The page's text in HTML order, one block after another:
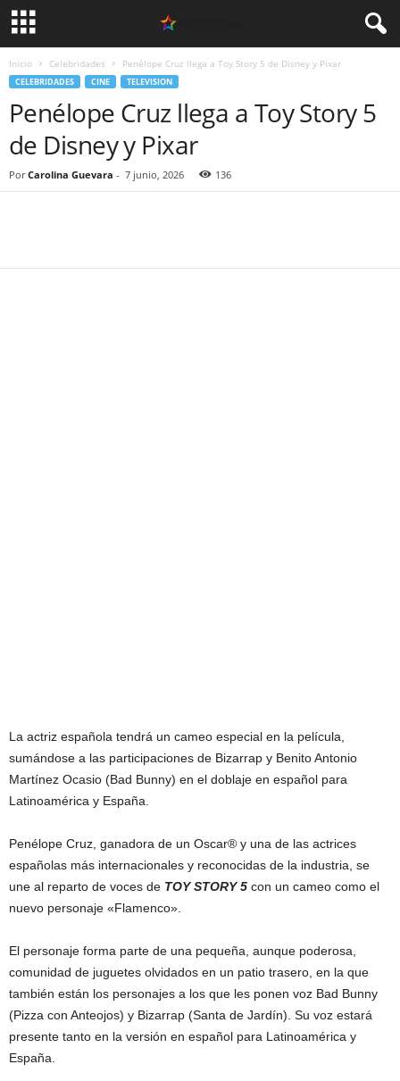
Inicio Celebridades Penélope Cruz llega a Toy Story 5 de Disney y Pixar
CELEBRIDADES CINE TELEVISION
Penélope Cruz llega a Toy Story 5
de Disney y Pixar
Por Carolina Guevara - 7 junio, 2026 136
La actriz española tendrá un cameo especial en la película,
sumándose a las participaciones de Bizarrap y Benito Antonio
Martínez Ocasio (Bad Bunny) en el doblaje en español para
Latinoamérica y España.
Penélope Cruz, ganadora de un Oscar® y una de las actrices
españolas más internacionales y reconocidas de la industria, se
une al reparto de voces de TOY STORY 5 con un cameo como el
nuevo personaje «Flamenco».
El personaje forma parte de una pequeña, aunque poderosa,
comunidad de juguetes olvidados en un patio trasero, en la que
también están los personajes a los que les ponen voz Bad Bunny
(Pizza con Anteojos) y Bizarrap (Santa de Jardín). Su voz estará
presente tanto en la versión en español para Latinoamérica y
España.